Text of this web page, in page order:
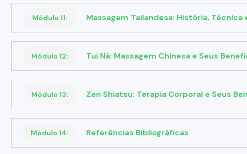
Módulo 11: Massagem Tailandesa: História, Técnica
Módulo 12: Tui Ná: Massagem Chinesa e Seus
Módulo 13: Zen Shiatsu: Terapia Corporal e Seus
Módulo 14: Referências Bibliográficas